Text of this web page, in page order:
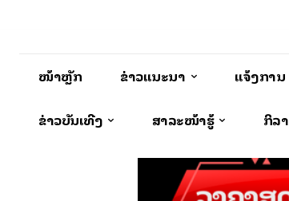
ໜ້າຫຼັກ ຂ່າວແນະນຳ ແຈ້ງການ
ຂ່າວບັນເທີງ ສາລະໜ້າຮູ້ ກິລາ